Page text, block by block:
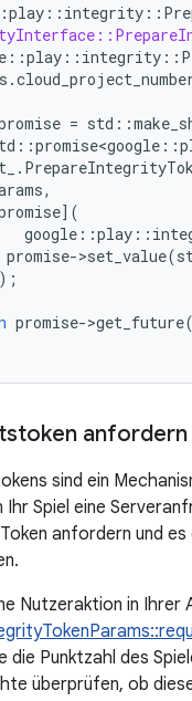
play :: integrity ::
::play :: integrity ::
.
= std ::
::promise<google ::
.
,
](
google ::play ::
promise->set_value(
promise->get_future
anfordern
sind ein
Ihr Spiel eine
anfordern und es
Nutzeraktion in
die Punktzahl des
überprüfen, ob